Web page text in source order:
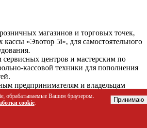
магазинов и торговых точек,
«Эвотор 5i», для самостоятельного
сервисных центров и мастерским по
кассовой техники для пополнения
предпринимателям и владельцам
кассовое оборудование
силами.
обрабатываемые Вашим браузером.
cookie. Принимаю